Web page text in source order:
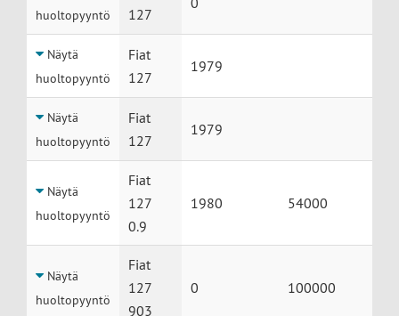
huoltopyyntö
127
Näytä
huoltopyyntö
Fiat
127
1979
Näytä
huoltopyyntö
Fiat
127
1979
Näytä
huoltopyyntö
Fiat
127
0.9
1980 54000
Näytä
huoltopyyntö
Fiat
127
903
0 100000